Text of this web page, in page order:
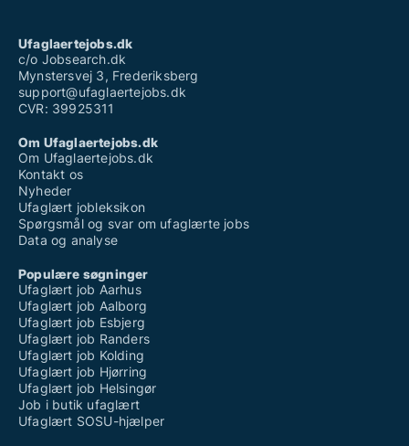
Ufaglært vicevært løn
Uopfordret ansøgning ufaglært
Ufaglaertejobs.dk
c/o Jobsearch.dk
Mynstersvej 3, Frederiksberg
support@ufaglaertejobs.dk
CVR: 39925311
Om Ufaglaertejobs.dk
Om Ufaglaertejobs.dk
Kontakt os
Nyheder
Ufaglært jobleksikon
Spørgsmål og svar om ufaglærte jobs
Data og analyse
Populære søgninger
Ufaglært job Aarhus
Ufaglært job Aalborg
Ufaglært job Esbjerg
Ufaglært job Randers
Ufaglært job Kolding
Ufaglært job Hjørring
Ufaglært job Helsingør
Job i butik ufaglært
Ufaglært SOSU-hjælper